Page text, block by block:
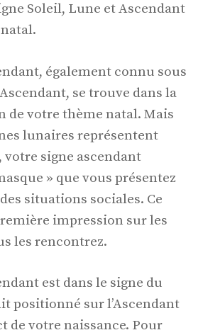
Soleil, Lune et Ascendant
également connu sous
se trouve dans la
de votre thème natal. Mais
lunaires représentent
signe ascendant
» que vous présentez
situations sociales. Ce
impression sur les
les rencontrez.
est dans le signe du
positionné sur l’Ascendant
de votre naissance. Pour